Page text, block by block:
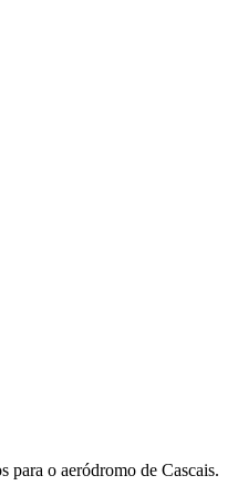
para o aeródromo de Cascais.